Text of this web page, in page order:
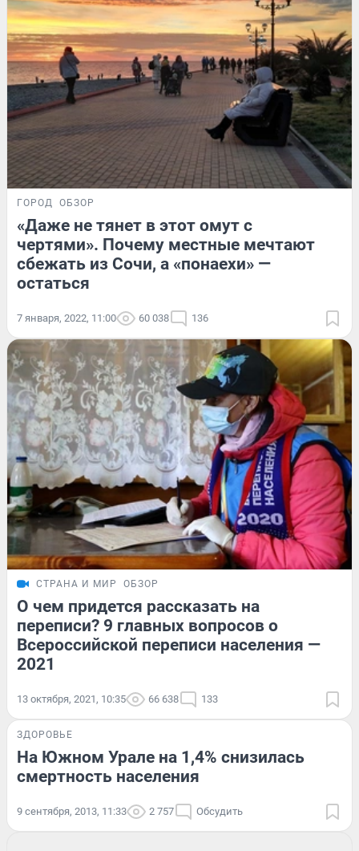
ГОРОД ОБЗОР
«Даже не тянет в этот омут с
чертями». Почему местные мечтают
сбежать из Сочи, а «понаехи» —
остаться
7 января, 2022, 11:00 60 038 136
СТРАНА И МИР ОБЗОР
О чем придется рассказать на
переписи? 9 главных вопросов о
Всероссийской переписи населения —
2021
13 октября, 2021, 10:35 66 638 133
ЗДОРОВЬЕ
На Южном Урале на 1,4% снизилась
смертность населения
9 сентября, 2013, 11:33 2 757 Обсудить